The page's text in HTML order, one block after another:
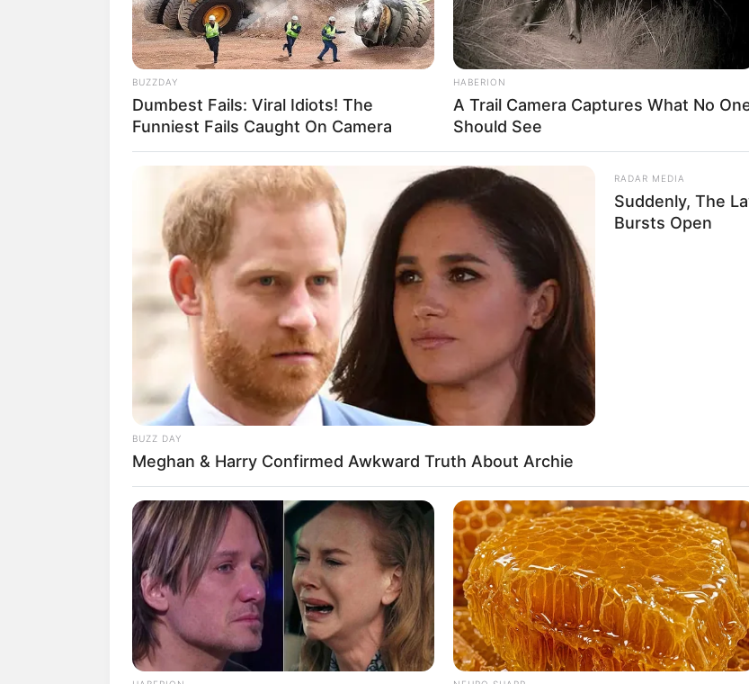
INSPIRASI
10 Universitas Terbaik di
Bandung, Peringkatnya
Semakin Kompetitif
Penulis: resti 29 September 2024
SHARE TWEET SHARE WHATSAPP
Sejak dahulu kota Bandung memiliki pesonanya sendiri di Indonesia. Cuaca sejuk, suasana
perkotaan yang menarik, dan wisata kuliner tampaknya menarik minat siapa saja.
Tidak heran jika Bandung menjadi salah satu tujuan utama para perantau untuk melanjutkan
kuliah. Memang di Bandung banyak kampus terkenal dan berkualitas dari segi pendidikannya.
Kampus-kampus di Bandung juga semakin kompetitif untuk meningkatkan kualitasnya. Jika
mengacu pada data lembaga pemeringkatan, dari tahun ke tahun peringkat universitas di Bandung
cukup dinamis.
Berikut ini adalah ulasan tentang universitas terbaik di Bandung menurut data Webometrics 2021.
Peringkat Webometricsupdate
setiap bulan Januari dan bulan Juli dengan komponen penilaian
sebagai berikut; kehadiran(presence),dampak (impact),keterbukaan(openness),dan keunggulan
(excellence).
Peringkat universitas terbaik di Bandung 2021 ternyata menunjukkan hasil yang berbeda dari
tahun-tahun sebelumnya.
BUZZDAY
Dumbest Fails: Viral Idiots! The
Funniest Fails Caught On Camera
HABERION
A Trail Camera Captures What No
Should See
BUZZ DAY
Meghan & Harry Confirmed Awkward Truth About Archie
RADAR MEDIA
Suddenly, The
Bursts Open